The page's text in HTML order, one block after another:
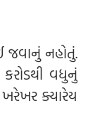
નહોતું.
વધુનું
ક્યારેય